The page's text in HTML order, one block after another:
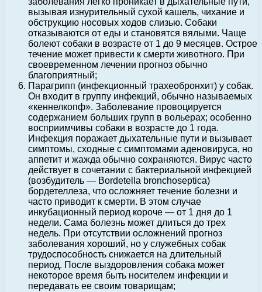
вызывая изнурительный сухой кашель, чихание и
обструкцию носовых ходов слизью. Собаки
отказываются от еды и становятся вялыми. Чаще
болеют собаки в возрасте от 1 до 9 месяцев. Острое
течение может привести к смерти животного. При
своевременном лечении прогноз обычно
благоприятный;
Парагрипп (инфекционный трахеобронхит) у собак.
Он входит в группу инфекций, обычно называемых
«кеннелкопф». Заболевание провоцируется
содержанием больших групп в вольерах; особенно
восприимчивы собаки в возрасте до 1 года.
Инфекция поражает дыхательные пути и вызывает
симптомы, сходные с симптомами аденовируса, но
аппетит и жажда обычно сохраняются. Вирус часто
действует в сочетании с бактериальной инфекцией
(возбудитель — Bordetella bronchoseptica)
бордетеллеза, что осложняет течение болезни и
часто приводит к смерти. В этом случае
инкубационный период короче — от 1 дня до 1
недели. Сама болезнь может длиться до трех
недель. При отсутствии осложнений прогноз
заболевания хороший, но у служебных собак
трудоспособность снижается на длительный
период. После выздоровления собака может
некоторое время быть носителем инфекции и
передавать ее своим товарищам;